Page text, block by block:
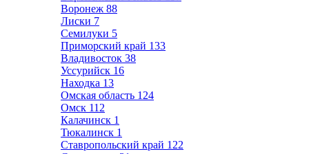
Воронеж 88
Лиски 7
Семилуки 5
Приморский край 133
Владивосток 38
Уссурийск 16
Находка 13
Омская область 124
Омск 112
Калачинск 1
Тюкалинск 1
Ставропольский край 122